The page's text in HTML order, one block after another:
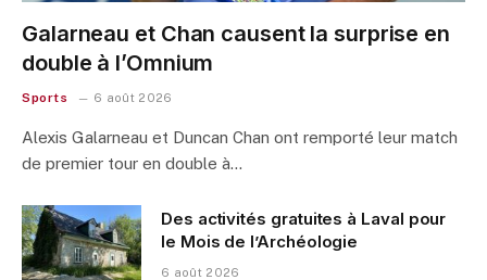
Galarneau et Chan causent la surprise en
double à l’Omnium
Sports 6 août 2026
Alexis Galarneau et Duncan Chan ont remporté leur match
de premier tour en double à…
Des activités gratuites à Laval pour
le Mois de l’Archéologie
6 août 2026